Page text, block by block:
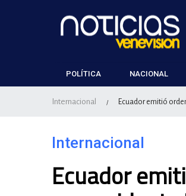
POLÍTICA NACIONAL
Internacional / Ecuador emitió
Internacional
Ecuador